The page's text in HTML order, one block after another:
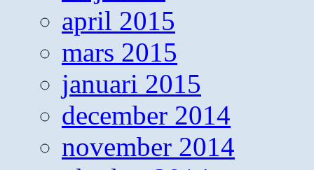
april 2015
mars 2015
januari 2015
december 2014
november 2014